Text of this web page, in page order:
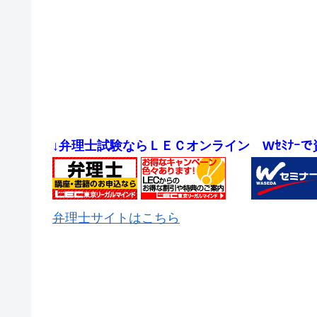
↓弁理士試験ならＬＥＣオンライン Wｾﾐﾅｰ
弁理士サイトはこちら